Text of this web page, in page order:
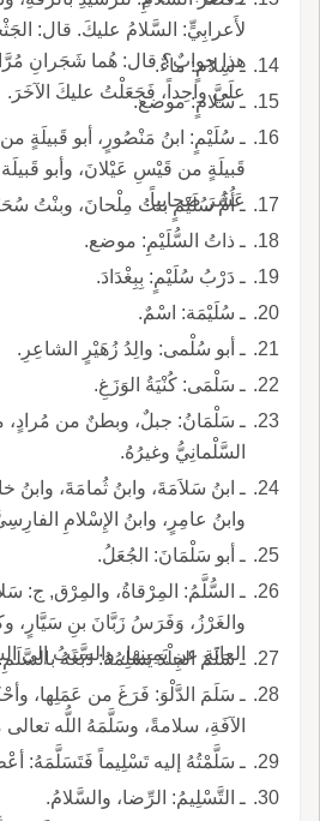
لأَعرابِيٍّ: السَّلامُ
هذا جوابٌ؟ قال: هُما شَجَرانِ
علَيَّ واحِداً، فَجَعَلْتُ عليكَ الآخَرَ.
ـ سِلامٍ: ماءٌ.
ـ سُلامٍ: موضع.
ـ سُلَيْمٍ: ابنُ مَنْصُورٍ، أبو قَبيلَةٍ
قَبيلَةٍ من قَيْسِ عَيْلانَ، وأبو
عَشَرَ صَحابياً.
ـ أُمُّ سُلَيْمٍ بنتُ مِلْحانَ، وبنْتُ
ـ ذاتُ السُّلَيْمِ: موضع.
ـ دَرْبُ سُلَيْمٍ: بِبِغْدَادَ.
ـ سُلَيْمَة: اسْمٌ.
ـ أبو سُلْمى: والِدُ زُهَيْرٍ الشاعِرِ.
ـ سَلْمَى: كُنْيَةُ الوَزَغِ.
ـ سَلْمَانُ: جبلٌ، وبطنٌ من مُرادٍ،
السَّلْمانِيُّ وغيرُهُ.
ـ ابنُ سَلاَمَةَ، وابنُ ثُمامَةَ، وابنُ
وابنُ عامِرٍ، وابنُ الإِسْلامِ الفارِسِيُّ: صَحابيُّونَ.
ـ أبو سَلْمَانَ: الجُعَلُ.
ـ السُّلَّمُ: المِرْقاةُ، والمِرْق, ج:
والغَرْزُ، وَفَرَسُ زَبَّانَ بنِ سَيَّارٍ،
العانَةِ عن يَمِينِها، والسَّبَبُ إلى
ـ سَلَمَ الجِلْدَ يَسْلِمُهُ: دَبَغَهُ
ـ سَلَمَ الدَّلْوَ: فَرَغَ من عَمَلِها،
الآفَةِ، سلامةً، وسَلَّمَهُ اللُّه تعالى
ـ سَلَّمْتُهُ إليه تَسْلِيماً فَتَسَلَّمَهُ:
ـ التَّسْلِيمُ: الرِّضا، والسَّلامُ.